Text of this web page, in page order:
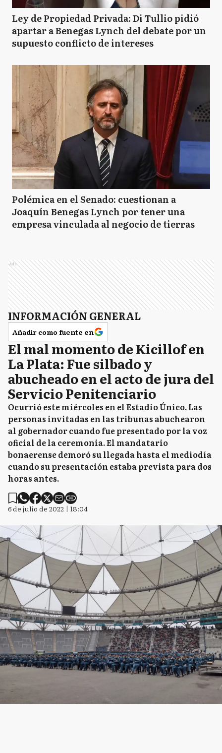
Ley de Propiedad Privada: Di Tullio pidió
apartar a Benegas Lynch del debate por un
supuesto conflicto de intereses
Polémica en el Senado: cuestionan a
Joaquín Benegas Lynch por tener una
empresa vinculada al negocio de tierras
Ads
INFORMACIÓN GENERAL
Añadir como fuente en
El mal momento de Kicillof en
La Plata: Fue silbado y
abucheado en el acto de jura del
Servicio Penitenciario
Ocurrió este miércoles en el Estadio Único. Las
personas invitadas en las tribunas abuchearon
al gobernador cuando fue presentado por la voz
oficial de la ceremonia. El mandatario
bonaerense demoró su llegada hasta el mediodía
cuando su presentación estaba prevista para dos
horas antes.
6 de julio de 2022 | 18:04